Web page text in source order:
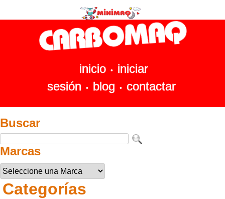
inicio •
iniciar
sesión
• blog • contactar
Buscar
Marcas
Categorías